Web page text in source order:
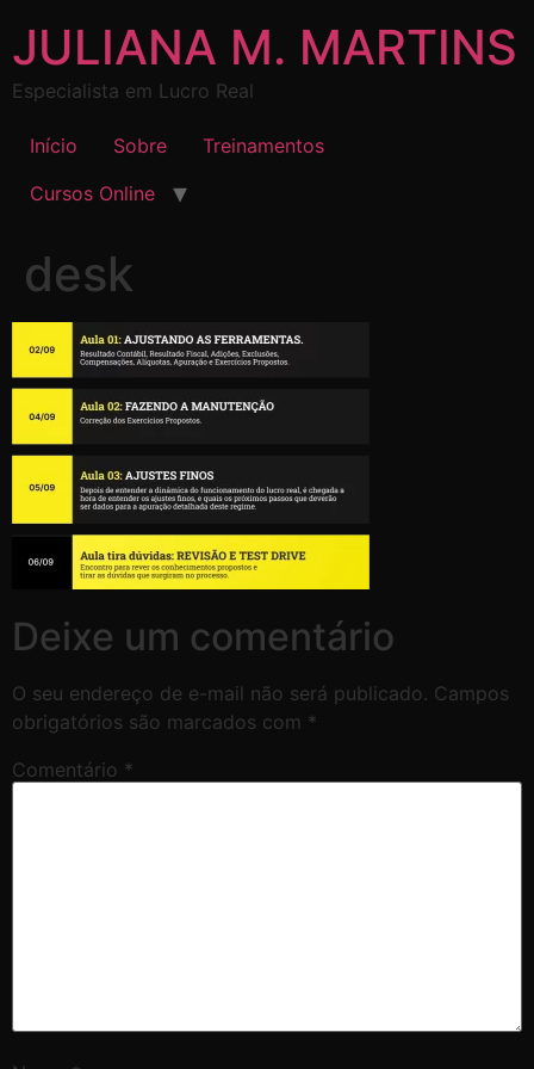
JULIANA M. MARTINS
Especialista em Lucro Real
Início Sobre
Treinamentos
Cursos Online
desk
Deixe um comentário
O seu endereço de e-mail não será publicado. Campos
obrigatórios são marcados com *
Comentário *